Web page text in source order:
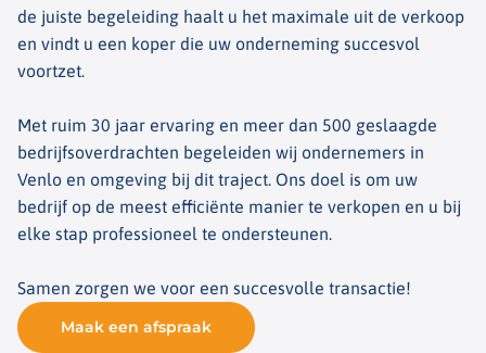
de juiste begeleiding haalt u het maximale uit de verkoop
en vindt u een koper die uw onderneming succesvol
voortzet.
Met ruim 30 jaar ervaring en meer dan 500 geslaagde
bedrijfsoverdrachten begeleiden wij ondernemers in
Venlo en omgeving bij dit traject. Ons doel is om uw
bedrijf op de meest efficiënte manier te verkopen en u bij
elke stap professioneel te ondersteunen.
Samen zorgen we voor een succesvolle transactie!
Maak een afspraak